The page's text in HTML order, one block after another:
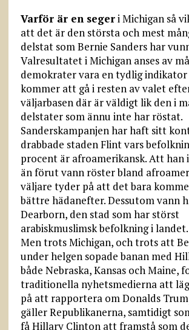
Varför är en segeri Michigan så
att det är den största och mest
delstat som Bernie Sanders har
Valresultatet i Michigan anses av
demokrater vara en tydlig
kommer att gå i resten av valet
väljarbasen där är väldigt lik den i
delstater som ännu inte har röstat.
Sanderskampanjen har haft sitt
drabbade staden Flint vars
procent är afroamerikansk. Att han
än förut vann röster bland
väljare tyder på att det bara
bättre hädanefter. Dessutom vann
Dearborn, den stad som har störst
arabiskmuslimsk befolkning i landet.
Men trots Michigan, och trots att
under helgen sopade banan med
både Nebraska, Kansas och Maine,
traditionella nyhetsmedierna att
på att rapportera om Donalds
gäller Republikanerna, samtidigt
få Hillary Clinton att framstå som